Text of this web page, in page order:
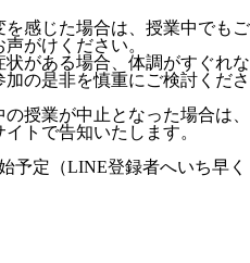
を感じた場合は、授業中でもご
がけください。
状がある場合、体調がすぐれな
の是非を慎重にご検討くださ
授業が中止となった場合は、
トで告知いたします。
予定（LINE登録者へいち早く